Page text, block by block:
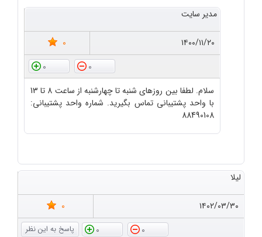
مدیر سایت
۱۴۰۰/۱۱/۲۰
0
0
0
سلام. لطفا بین روزهای شنبه تا چهارشنبه از ساعت 8 تا 13
با واحد پشتیبانی تماس بگیرید. شماره واحد پشتیبانی:
88490108
لیلا
۱۴۰۲/۰۳/۳۰
0
0
0